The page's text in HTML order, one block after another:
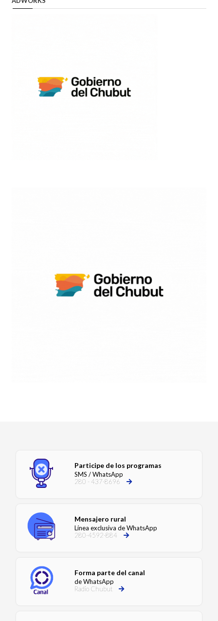
Participe de los programas
SMS / WhatsApp
280 - 437-8696
Mensajero rural
Línea exclusiva de WhatsApp
280-4592-884
Forma parte del canal
de WhatsApp
Radio Chubut